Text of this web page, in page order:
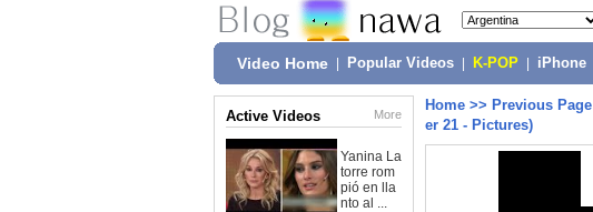
Video Home Popular Videos K-POP iPhone
Active Videos More
Yanina La
torre rom
pió en lla
nto al ...
Home >> Previous Page
er 21 - Pictures)